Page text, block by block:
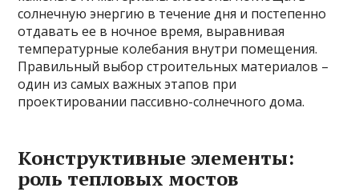
солнечную энергию в течение дня и постепенно
отдавать ее в ночное время, выравнивая
температурные колебания внутри помещения.
Правильный выбор строительных материалов –
один из самых важных этапов при
проектировании пассивно-солнечного дома.
Конструктивные элементы:
роль тепловых мостов